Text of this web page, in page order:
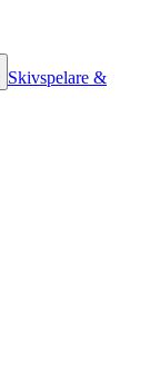
Skivspelare &